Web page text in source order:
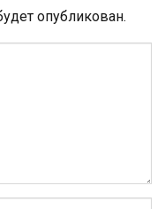
опубликован.